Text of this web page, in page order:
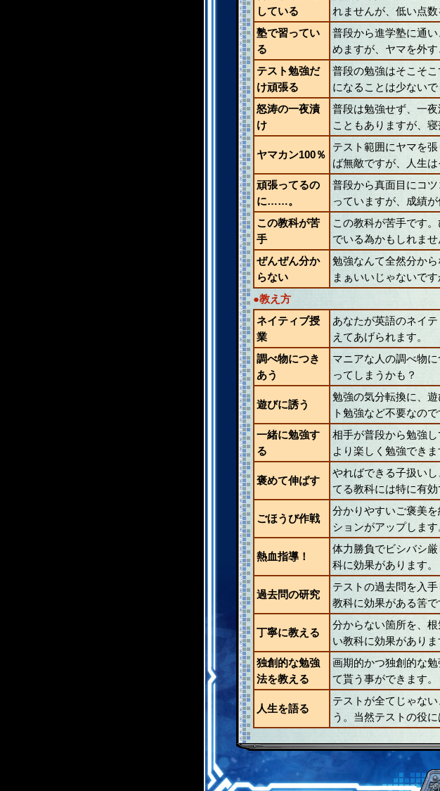
している
れませんが、低い点数
塾で習ってい
る
普段から進学塾に通
めますが、ヤマを外す
テスト勉強だ
け頑張る
普段の勉強はそこそ
になることは少ないで
怒涛の一夜漬
け
普段は勉強せず、一
こともありますが、
ヤマカン100％
テスト範囲にヤマを
ば無敵ですが、人生
頑張ってるの
に……。
普段から真面目にコ
っていますが、成績
この教科が苦
手
この教科が苦手です
でいる為かもしれま
ぜんぜん分か
らない
勉強なんて全然分か
まぁいいじゃないです
●教え方
ネイティブ授
業
あなたが英語のネイ
えてあげられます。
調べ物につき
あう
マニアな人の調べ物
ってしまうかも？
遊びに誘う
勉強の気分転換に、
ト勉強など不要なので
一緒に勉強す
る
相手が普段から勉強
より楽しく勉強できま
褒めて伸ばす
やればできる子扱い
てる教科には特に有効
ごほうび作戦
分かりやすいご褒美
ションがアップします
熱血指導！
体力勝負でビシバシ
科に効果があります。
過去問の研究
テストの過去問を入
教科に効果がある筈で
丁寧に教える
分からない箇所を、
い教科に効果がありま
独創的な勉強
法を教える
画期的かつ独創的な
て貰う事ができます。
人生を語る
テストが全てじゃな
う。当然テストの役